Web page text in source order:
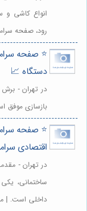
انواع کاشی
رود، صفحه
⭐️ صفحه
دستگاه 📈
در تهران -
بازسازی موفق
⭐️ صفحه
اقتصادی
در تهران -
ساختمانی،
داخلی است. |